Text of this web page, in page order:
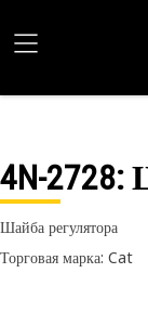
4N-2728:
Шайба регулятора
Торговая марка: Cat